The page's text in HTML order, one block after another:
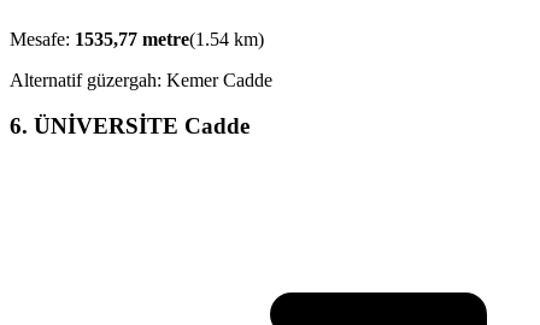
Mesafe: 1535,77 metre(1.54 km)
Alternatif güzergah: Kemer Cadde
6. ÜNİVERSİTE Cadde